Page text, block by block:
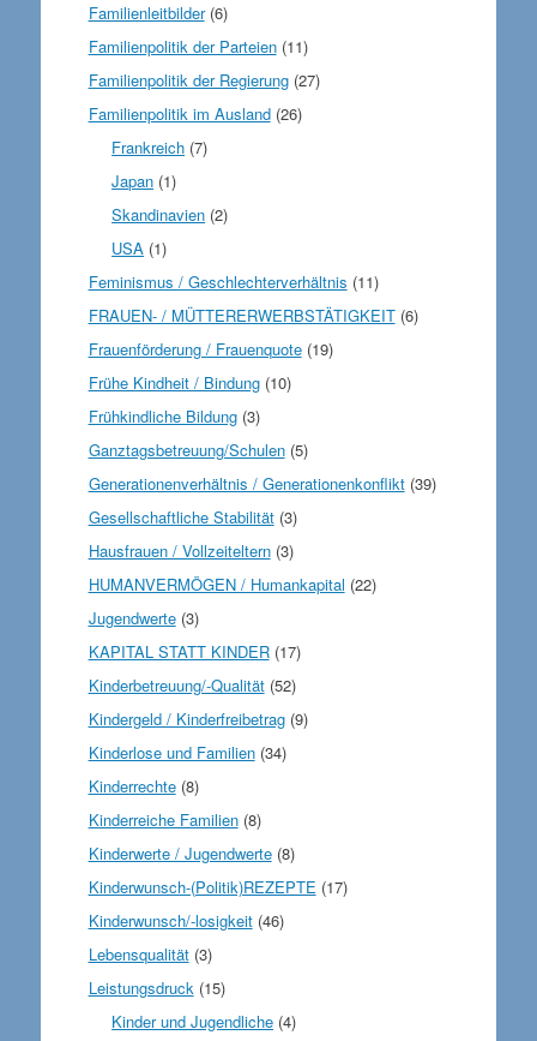
Familienleitbilder(6)
Familienpolitik der Parteien(11)
Familienpolitik der Regierung(27)
Familienpolitik im Ausland(26)
Frankreich (7)
Japan (1)
Skandinavien (2)
USA (1)
Feminismus / Geschlechterverhältnis (11)
FRAUEN- / MÜTTERERWERBSTÄTIGKEIT(6)
Frauenförderung / Frauenquote(19)
Frühe Kindheit / Bindung(10)
Frühkindliche Bildung(3)
Ganztagsbetreuung/Schulen(5)
Generationenverhältnis / Generationenkonflikt(39)
Gesellschaftliche Stabilität(3)
Hausfrauen / Vollzeiteltern(3)
HUMANVERMÖGEN / Humankapital (22)
Jugendwerte(3)
KAPITAL STATT KINDER(17)
Kinderbetreuung/-Qualität(52)
Kindergeld / Kinderfreibetrag(9)
Kinderlose und Familien(34)
Kinderrechte(8)
Kinderreiche Familien(8)
Kinderwerte / Jugendwerte(8)
Kinderwunsch-(Politik)REZEPTE (17)
Kinderwunsch/-losigkeit(46)
Lebensqualität(3)
Leistungsdruck(15)
Kinder und Jugendliche (4)